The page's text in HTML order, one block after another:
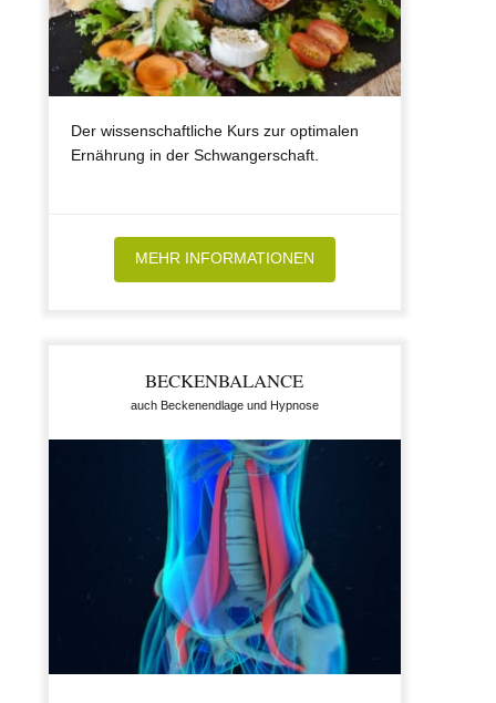
Der wissenschaftliche Kurs zur optimalen
Ernährung in der Schwangerschaft.
MEHR INFORMATIONEN
BECKENBALANCE
auch Beckenendlage und Hypnose